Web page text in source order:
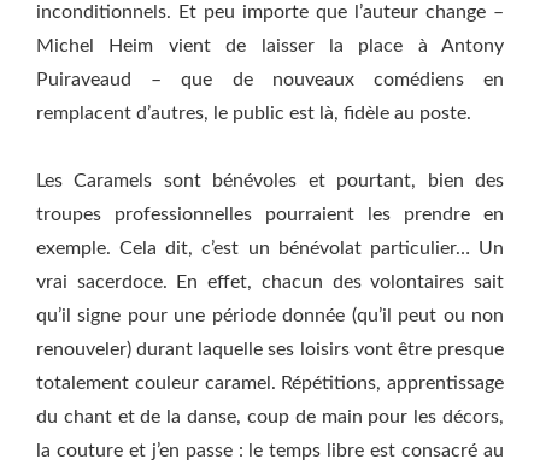
inconditionnels. Et peu importe que l’auteur change –
Michel Heim vient de laisser la place à Antony
Puiraveaud – que de nouveaux comédiens en
remplacent d’autres, le public est là, fidèle au poste.
Les Caramels sont bénévoles et pourtant, bien des
troupes professionnelles pourraient les prendre en
exemple. Cela dit, c’est un bénévolat particulier… Un
vrai sacerdoce. En effet, chacun des volontaires sait
qu’il signe pour une période donnée (qu’il peut ou non
renouveler) durant laquelle ses loisirs vont être presque
totalement couleur caramel. Répétitions, apprentissage
du chant et de la danse, coup de main pour les décors,
la couture et j’en passe : le temps libre est consacré au